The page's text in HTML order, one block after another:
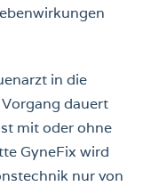
in die
Vorgang dauert
mit oder ohne
GyneFix wird
nur von